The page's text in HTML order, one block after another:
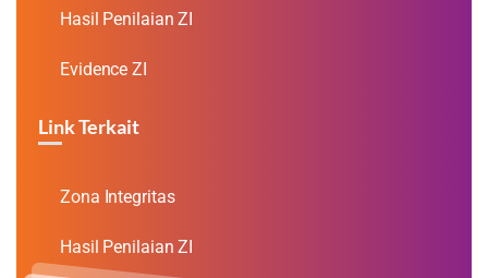
Hasil Penilaian ZI
Evidence ZI
Link Terkait
Zona Integritas
Hasil Penilaian ZI